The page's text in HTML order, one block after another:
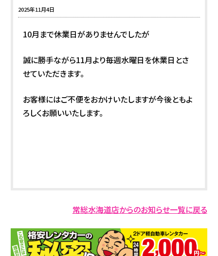
2025年11月4日
10月まで休業日がありませんでしたが
誠に勝手ながら11月より毎週水曜日を休業日とさ
せていただきます。
お客様にはご不便をおかけいたしますが今後ともよ
ろしくお願いいたします。
常総水海道店からのお知らせ一覧に戻る